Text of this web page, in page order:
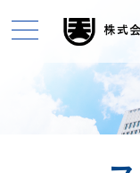
toggle
navigation